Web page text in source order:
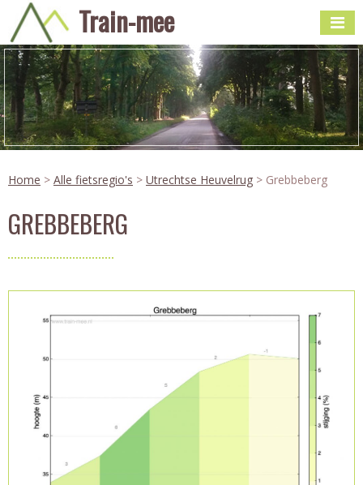
Train-mee
Home > Alle fietsregio's > Utrechtse Heuvelrug > Grebbeberg
GREBBEBERG